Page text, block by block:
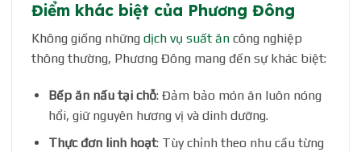
Điểm khác biệt của Phương Đông
Không giống những dịch vụ suất ăn công nghiệp
thông thường, Phương Đông mang đến sự khác biệt:
Bếp ăn nấu tại chỗ: Đảm bảo món ăn luôn nóng
hổi, giữ nguyên hương vị và dinh dưỡng.
Thực đơn linh hoạt: Tùy chỉnh theo nhu cầu từng